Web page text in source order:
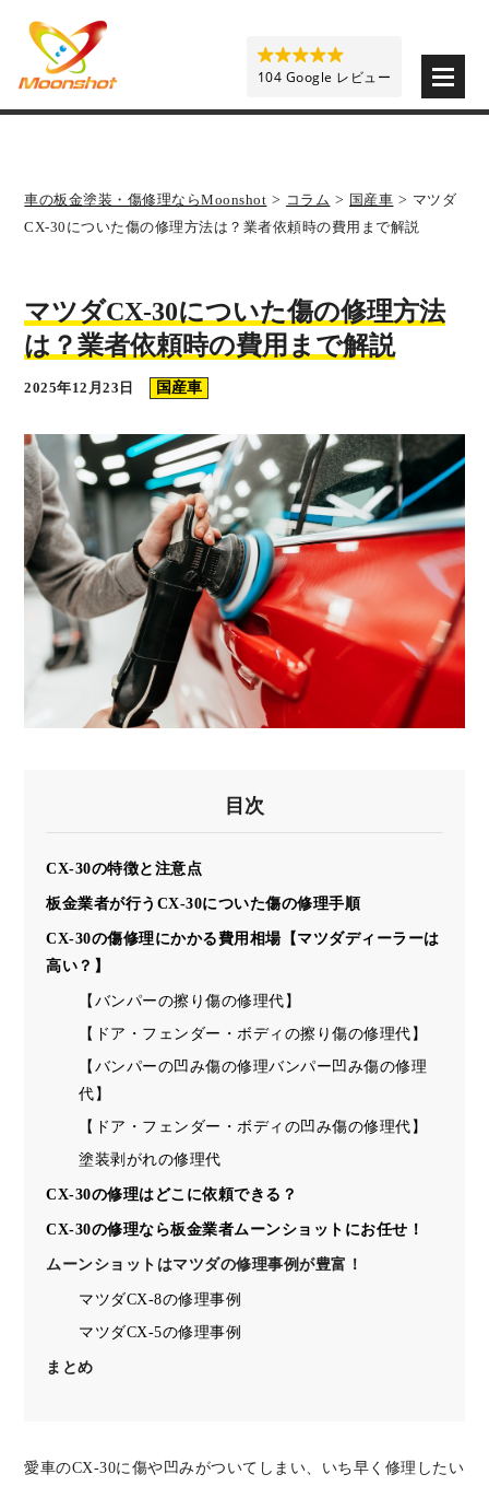
車の板金塗装・傷修理ならMoonshot > コラム > 国産車 > マツダ
CX-30についた傷の修理方法は？業者依頼時の費用まで解説
マツダCX-30についた傷の修理方法
は？業者依頼時の費用まで解説
2025年12月23日 国産車
目次
CX-30の特徴と注意点
板金業者が行うCX-30についた傷の修理手順
CX-30の傷修理にかかる費用相場【マツダディーラーは
高い？】
【バンパーの擦り傷の修理代】
【ドア・フェンダー・ボディの擦り傷の修理代】
【バンパーの凹み傷の修理バンパー凹み傷の修理
代】
【ドア・フェンダー・ボディの凹み傷の修理代】
塗装剥がれの修理代
CX-30の修理はどこに依頼できる？
CX-30の修理なら板金業者ムーンショットにお任せ！
ムーンショットはマツダの修理事例が豊富！
マツダCX-8の修理事例
マツダCX-5の修理事例
まとめ
愛車のCX-30に傷や凹みがついてしまい、いち早く修理したい
104 Google レビュー